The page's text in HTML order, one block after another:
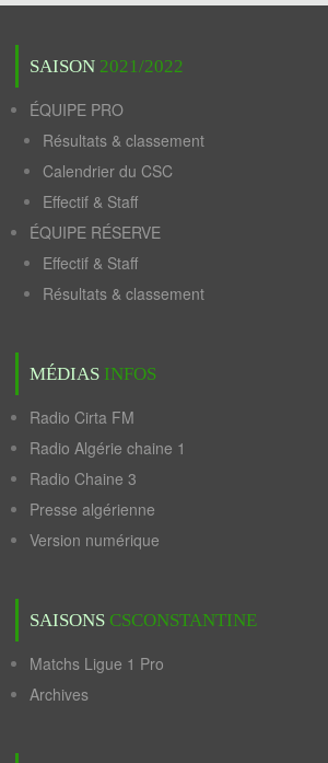
SAISON 2021/2022
ÉQUIPE PRO
Résultats & classement
Calendrier du CSC
Effectif & Staff
ÉQUIPE RÉSERVE
Effectif & Staff
Résultats & classement
MÉDIAS INFOS
Radio Cirta FM
Radio Algérie chaine 1
Radio Chaine 3
Presse algérienne
Version numérique
SAISONS CSCONSTANTINE
Matchs Ligue 1 Pro
Archives